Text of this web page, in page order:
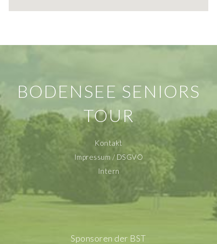
BODENSEE SENIORS
TOUR
Kontakt
Impressum / DSGVO
Intern
Sponsoren der BST